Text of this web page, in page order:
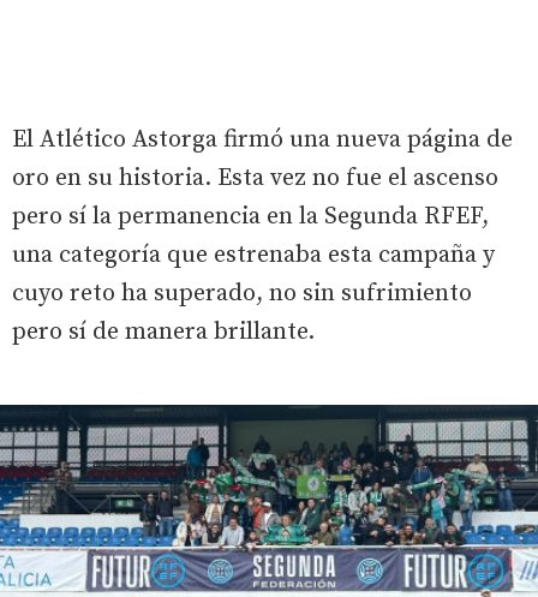
El Atlético Astorga firmó una nueva página de
oro en su historia. Esta vez no fue el ascenso
pero sí la permanencia en la Segunda RFEF,
una categoría que estrenaba esta campaña y
cuyo reto ha superado, no sin sufrimiento
pero sí de manera brillante.